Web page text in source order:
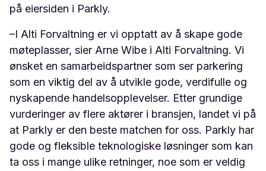
på eiersiden i Parkly.
–I Alti Forvaltning er vi opptatt av å skape gode
møteplasser, sier Arne Wibe i Alti Forvaltning. Vi
ønsket en samarbeidspartner som ser parkering
som en viktig del av å utvikle gode, verdifulle og
nyskapende handelsopplevelser. Etter grundige
vurderinger av flere aktører i bransjen, landet vi på
at Parkly er den beste matchen for oss. Parkly har
gode og fleksible teknologiske løsninger som kan
ta oss i mange ulike retninger, noe som er veldig